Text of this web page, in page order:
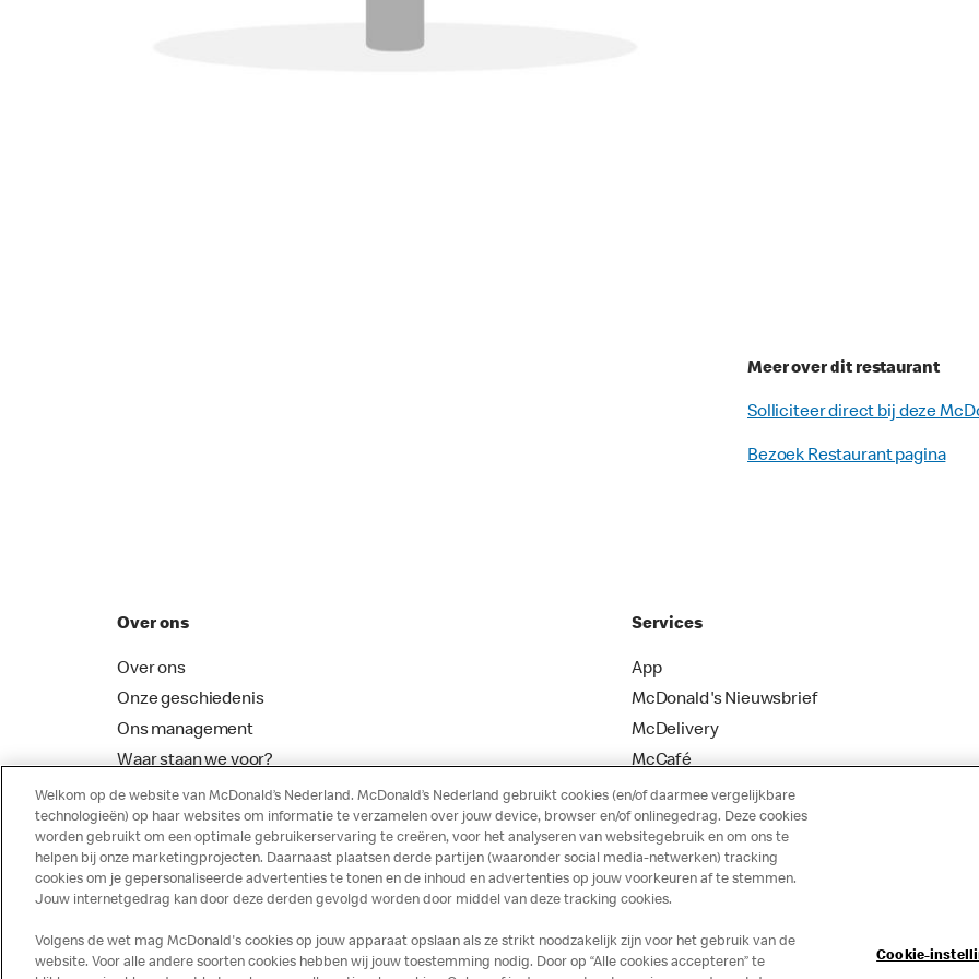
Meer over dit restaurant
Solliciteer direct bij deze
Bezoek Restaurant pagina
Over ons
Over ons
Onze geschiedenis
Ons management
Waar staan we voor?
McDonalds Franchising
Services
App
McDonald's Nieuwsbrief
McDelivery
McCafé
Welkom op de website van McDonald’s Nederland. McDonald’s Nederland gebruikt cookies (en/of daarmee vergelijkbare
technologieën) op haar websites om informatie te verzamelen over jouw device, browser en/of onlinegedrag. Deze cookies
worden gebruikt om een optimale gebruikerservaring te creëren, voor het analyseren van websitegebruik en om ons te
helpen bij onze marketingprojecten. Daarnaast plaatsen derde partijen (waaronder social media-netwerken) tracking
cookies om je gepersonaliseerde advertenties te tonen en de inhoud en advertenties op jouw voorkeuren af te stemmen.
Jouw internetgedrag kan door deze derden gevolgd worden door middel van deze tracking cookies.
Volgens de wet mag McDonald's cookies op jouw apparaat opslaan als ze strikt noodzakelijk zijn voor het gebruik van de
website. Voor alle andere soorten cookies hebben wij jouw toestemming nodig. Door op “Alle cookies accepteren” te
Cookie-